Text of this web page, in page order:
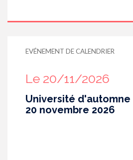
EVÉNEMENT DE CALENDRIER
Le 20/11/2026
Université d'automne
20 novembre 2026